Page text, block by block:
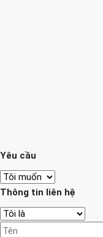
Yêu cầu
Thông tin liên hệ